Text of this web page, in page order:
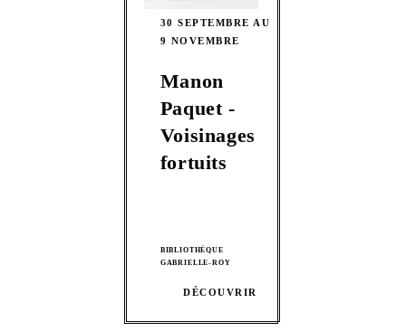
30 SEPTEMBRE AU
9 NOVEMBRE
Manon
Paquet -
Voisinages
fortuits
BIBLIOTHÈQUE
GABRIELLE-ROY
DÉCOUVRIR